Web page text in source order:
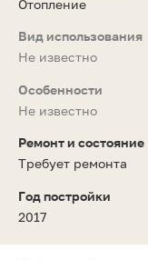
Отопление
Вид использования
Не известно
Особенности
Не известно
Ремонт и состояние
Требует ремонта
Год постройки
2017